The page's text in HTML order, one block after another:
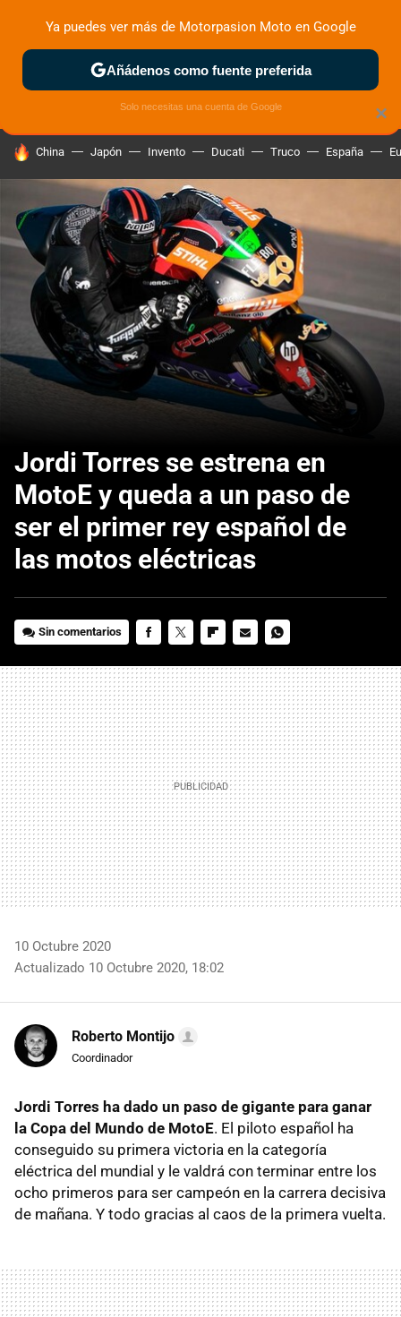
ZONA DE PRUEBAS DEPORTIVAS MOTOS ELÉCTRICAS
HOY SE HABLA DE
China Japón Invento Ducati Truco España
Jordi Torres se estrena en
MotoE y queda a un paso de
ser el primer rey español de
las motos eléctricas
Sin comentarios
MAIL
10 Octubre 2020
Actualizado 10 Octubre 2020, 18:02
Roberto Montijo
Coordinador
Jordi Torres ha dado un paso de gigante para ganar
la Copa del Mundo de MotoE. El piloto español ha
conseguido su primera victoria en la categoría
eléctrica del mundial y le valdrá con terminar entre los
ocho primeros para ser campeón en la carrera decisiva
de mañana. Y todo gracias al caos de la primera vuelta.
×
Ya puedes ver más de Motorpasion Moto en Google
Añádenos como fuente preferida
Solo necesitas una cuenta de Google